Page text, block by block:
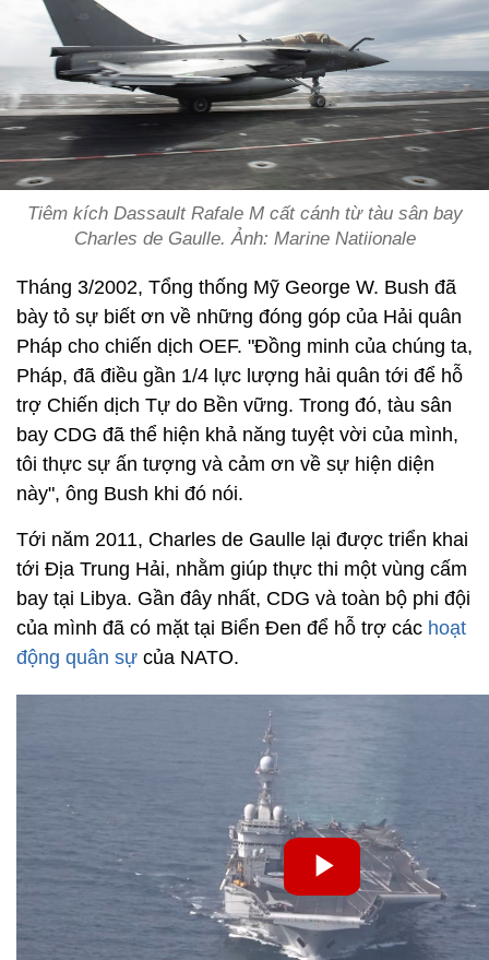
Tiêm kích Dassault Rafale M cất cánh từ tàu sân bay
Charles de Gaulle. Ảnh: Marine Natiionale
Tháng 3/2002, Tổng thống Mỹ George W. Bush đã
bày tỏ sự biết ơn về những đóng góp của Hải quân
Pháp cho chiến dịch OEF. "Đồng minh của chúng ta,
Pháp, đã điều gần 1/4 lực lượng hải quân tới để hỗ
trợ Chiến dịch Tự do Bền vững. Trong đó, tàu sân
bay CDG đã thể hiện khả năng tuyệt vời của mình,
tôi thực sự ấn tượng và cảm ơn về sự hiện diện
này", ông Bush khi đó nói.
Tới năm 2011, Charles de Gaulle lại được triển khai
tới Địa Trung Hải, nhằm giúp thực thi một vùng cấm
bay tại Libya. Gần đây nhất, CDG và toàn bộ phi đội
của mình đã có mặt tại Biển Đen để hỗ trợ các hoạt
động quân sự của NATO.